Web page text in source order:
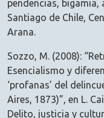
pendencias, bigamia,
Santiago de Chile,
Arana.
Sozzo, M. (2008):
Esencialismo y
‘profanas’ del
Aires, 1873)”, en L.
Delito, justicia y